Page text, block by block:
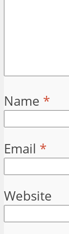
Name *
Email *
Website